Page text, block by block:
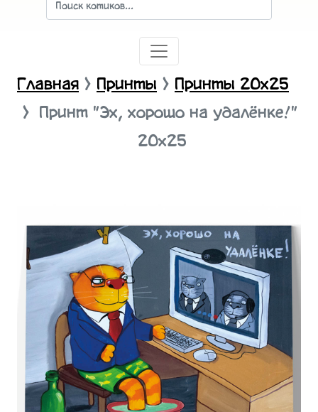
Главная Принты
Принты 20х25
Принт "Эх, хорошо на удалёнке!"
20x25